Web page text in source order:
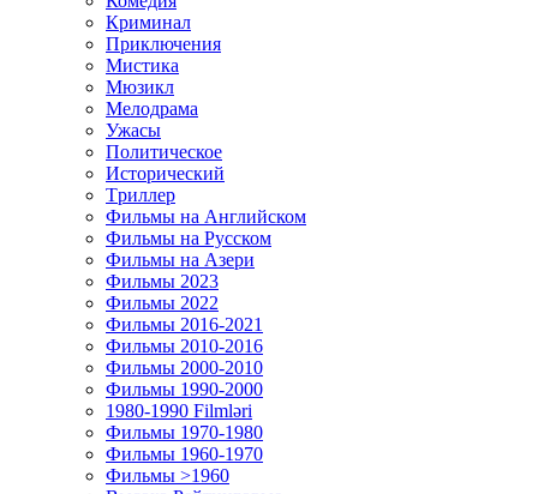
Криминал
Приключения
Мистика
Мюзикл
Мелодрама
Ужасы
Политическое
Исторический
Tриллер
Фильмы на Английском
Фильмы на Русском
Фильмы на Азери
Фильмы 2023
Фильмы 2022
Фильмы 2016-2021
Фильмы 2010-2016
Фильмы 2000-2010
Фильмы 1990-2000
1980-1990 Filmləri
Фильмы 1970-1980
Фильмы 1960-1970
Фильмы >1960